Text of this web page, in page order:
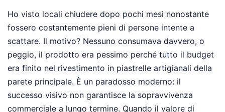
Ho visto locali chiudere dopo pochi mesi nonostante
fossero costantemente pieni di persone intente a
scattare. Il motivo? Nessuno consumava davvero, o
peggio, il prodotto era pessimo perché tutto il budget
era finito nel rivestimento in piastrelle artigianali della
parete principale. È un paradosso moderno: il
successo visivo non garantisce la sopravvivenza
commerciale a lungo termine. Quando il valore di